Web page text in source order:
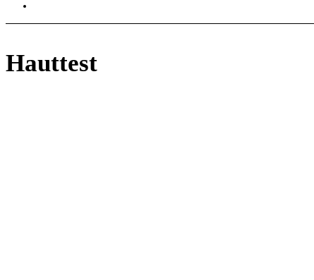
Hauttest